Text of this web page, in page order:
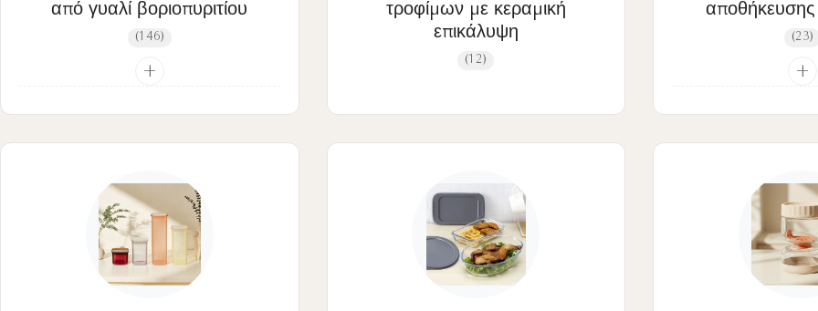
από γυαλί βοριοπυριτίου
(146)
+
Γυάλινο Δοχείο με Καπάκι από Οικολογικό
Ξύλο
καλαθάκι με φαγητό γυαλιού
Γυάλινο Δοχείο με Ανοξείδωτο Καπάκι
Μίνι Γυάλινο Δοχείο Τροφίμων
τροφίμων με κεραμική
επικάλυψη
(12)
(23)
+